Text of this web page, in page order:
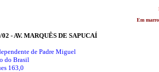
Em
- AV. MARQUÊS DE SAPUCAÍ
de Padre Miguel
do Brasil
163,0